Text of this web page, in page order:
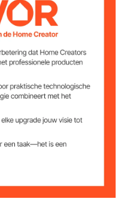
x 29,9 inch / 500
760 mm